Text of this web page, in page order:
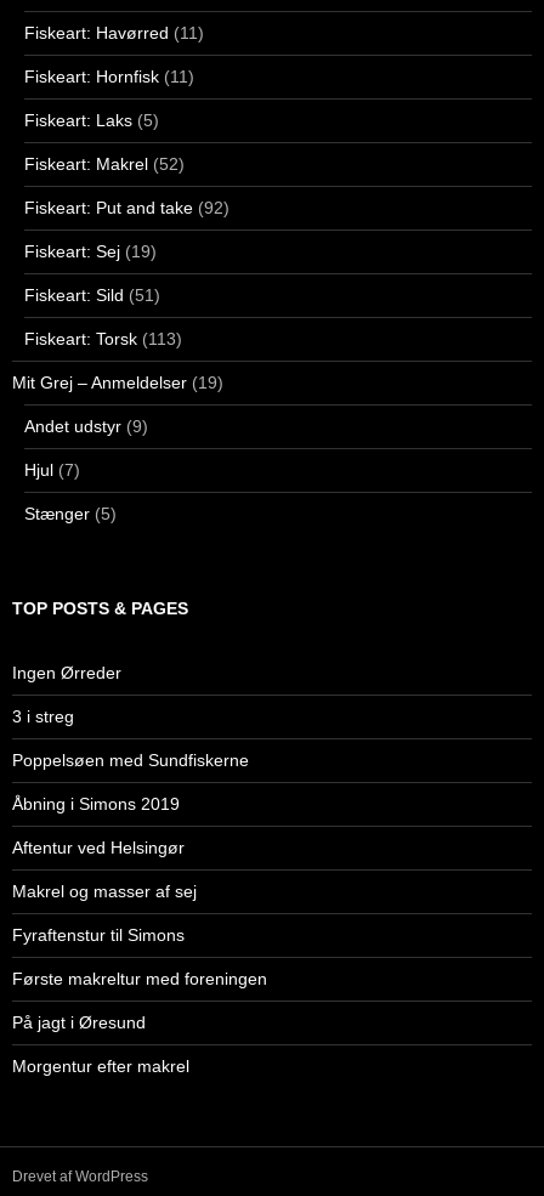
Fiskeart: Havørred (11)
Fiskeart: Hornfisk (11)
Fiskeart: Laks (5)
Fiskeart: Makrel (52)
Fiskeart: Put and take (92)
Fiskeart: Sej (19)
Fiskeart: Sild (51)
Fiskeart: Torsk (113)
Mit Grej – Anmeldelser (19)
Andet udstyr (9)
Hjul (7)
Stænger (5)
TOP POSTS & PAGES
Ingen Ørreder
3 i streg
Poppelsøen med Sundfiskerne
Åbning i Simons 2019
Aftentur ved Helsingør
Makrel og masser af sej
Fyraftenstur til Simons
Første makreltur med foreningen
På jagt i Øresund
Morgentur efter makrel
Drevet af WordPress